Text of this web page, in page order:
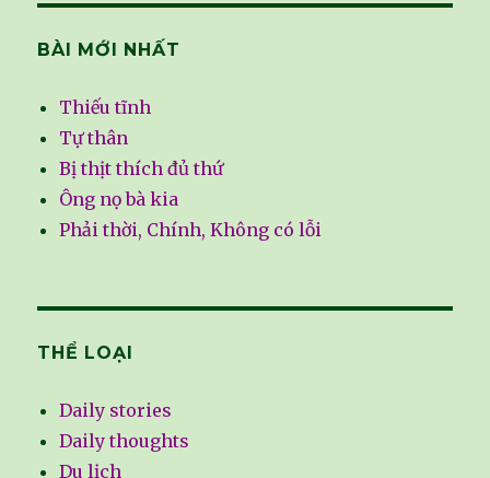
BÀI MỚI NHẤT
Thiếu tĩnh
Tự thân
Bị thịt thích đủ thứ
Ông nọ bà kia
Phải thời, Chính, Không có lỗi
THỂ LOẠI
Daily stories
Daily thoughts
Du lịch